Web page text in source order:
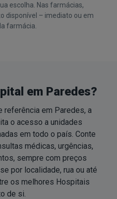
escolha. Nas farmácias,
disponível – imediato ou em
farmácia.
em Paredes?
referência em Paredes, a
o acesso a unidades
em todo o país. Conte
médicas, urgências,
sempre com preços
por localidade, rua ou até
os melhores Hospitais
de si.